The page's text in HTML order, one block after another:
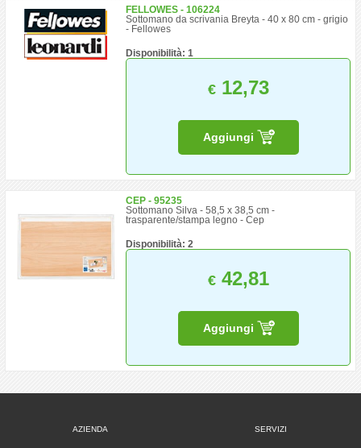
FELLOWES - 106224
Sottomano da scrivania Breyta - 40 x 80 cm - grigio
- Fellowes
Disponibilità: 1
€12,73
Aggiungi
CEP - 95235
Sottomano Silva - 58,5 x 38,5 cm -
trasparente/stampa legno - Cep
Disponibilità: 2
€42,81
Aggiungi
AZIENDA SERVIZI